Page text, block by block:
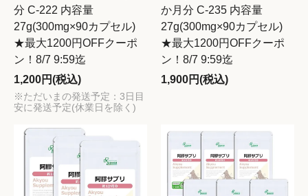
分 C-222 内容量
27g(300mg×90カプセル)
★最大1200円OFFクーポ
ン！8/7 9:59迄
1,200円(税込)
※ただいまの発送予定：3日目
安に発送予定(休業日を除く)
か月分 C-235 内容量
27g(300mg×90カプセル)
★最大1200円OFFクーポ
ン！8/7 9:59迄
1,900円(税込)